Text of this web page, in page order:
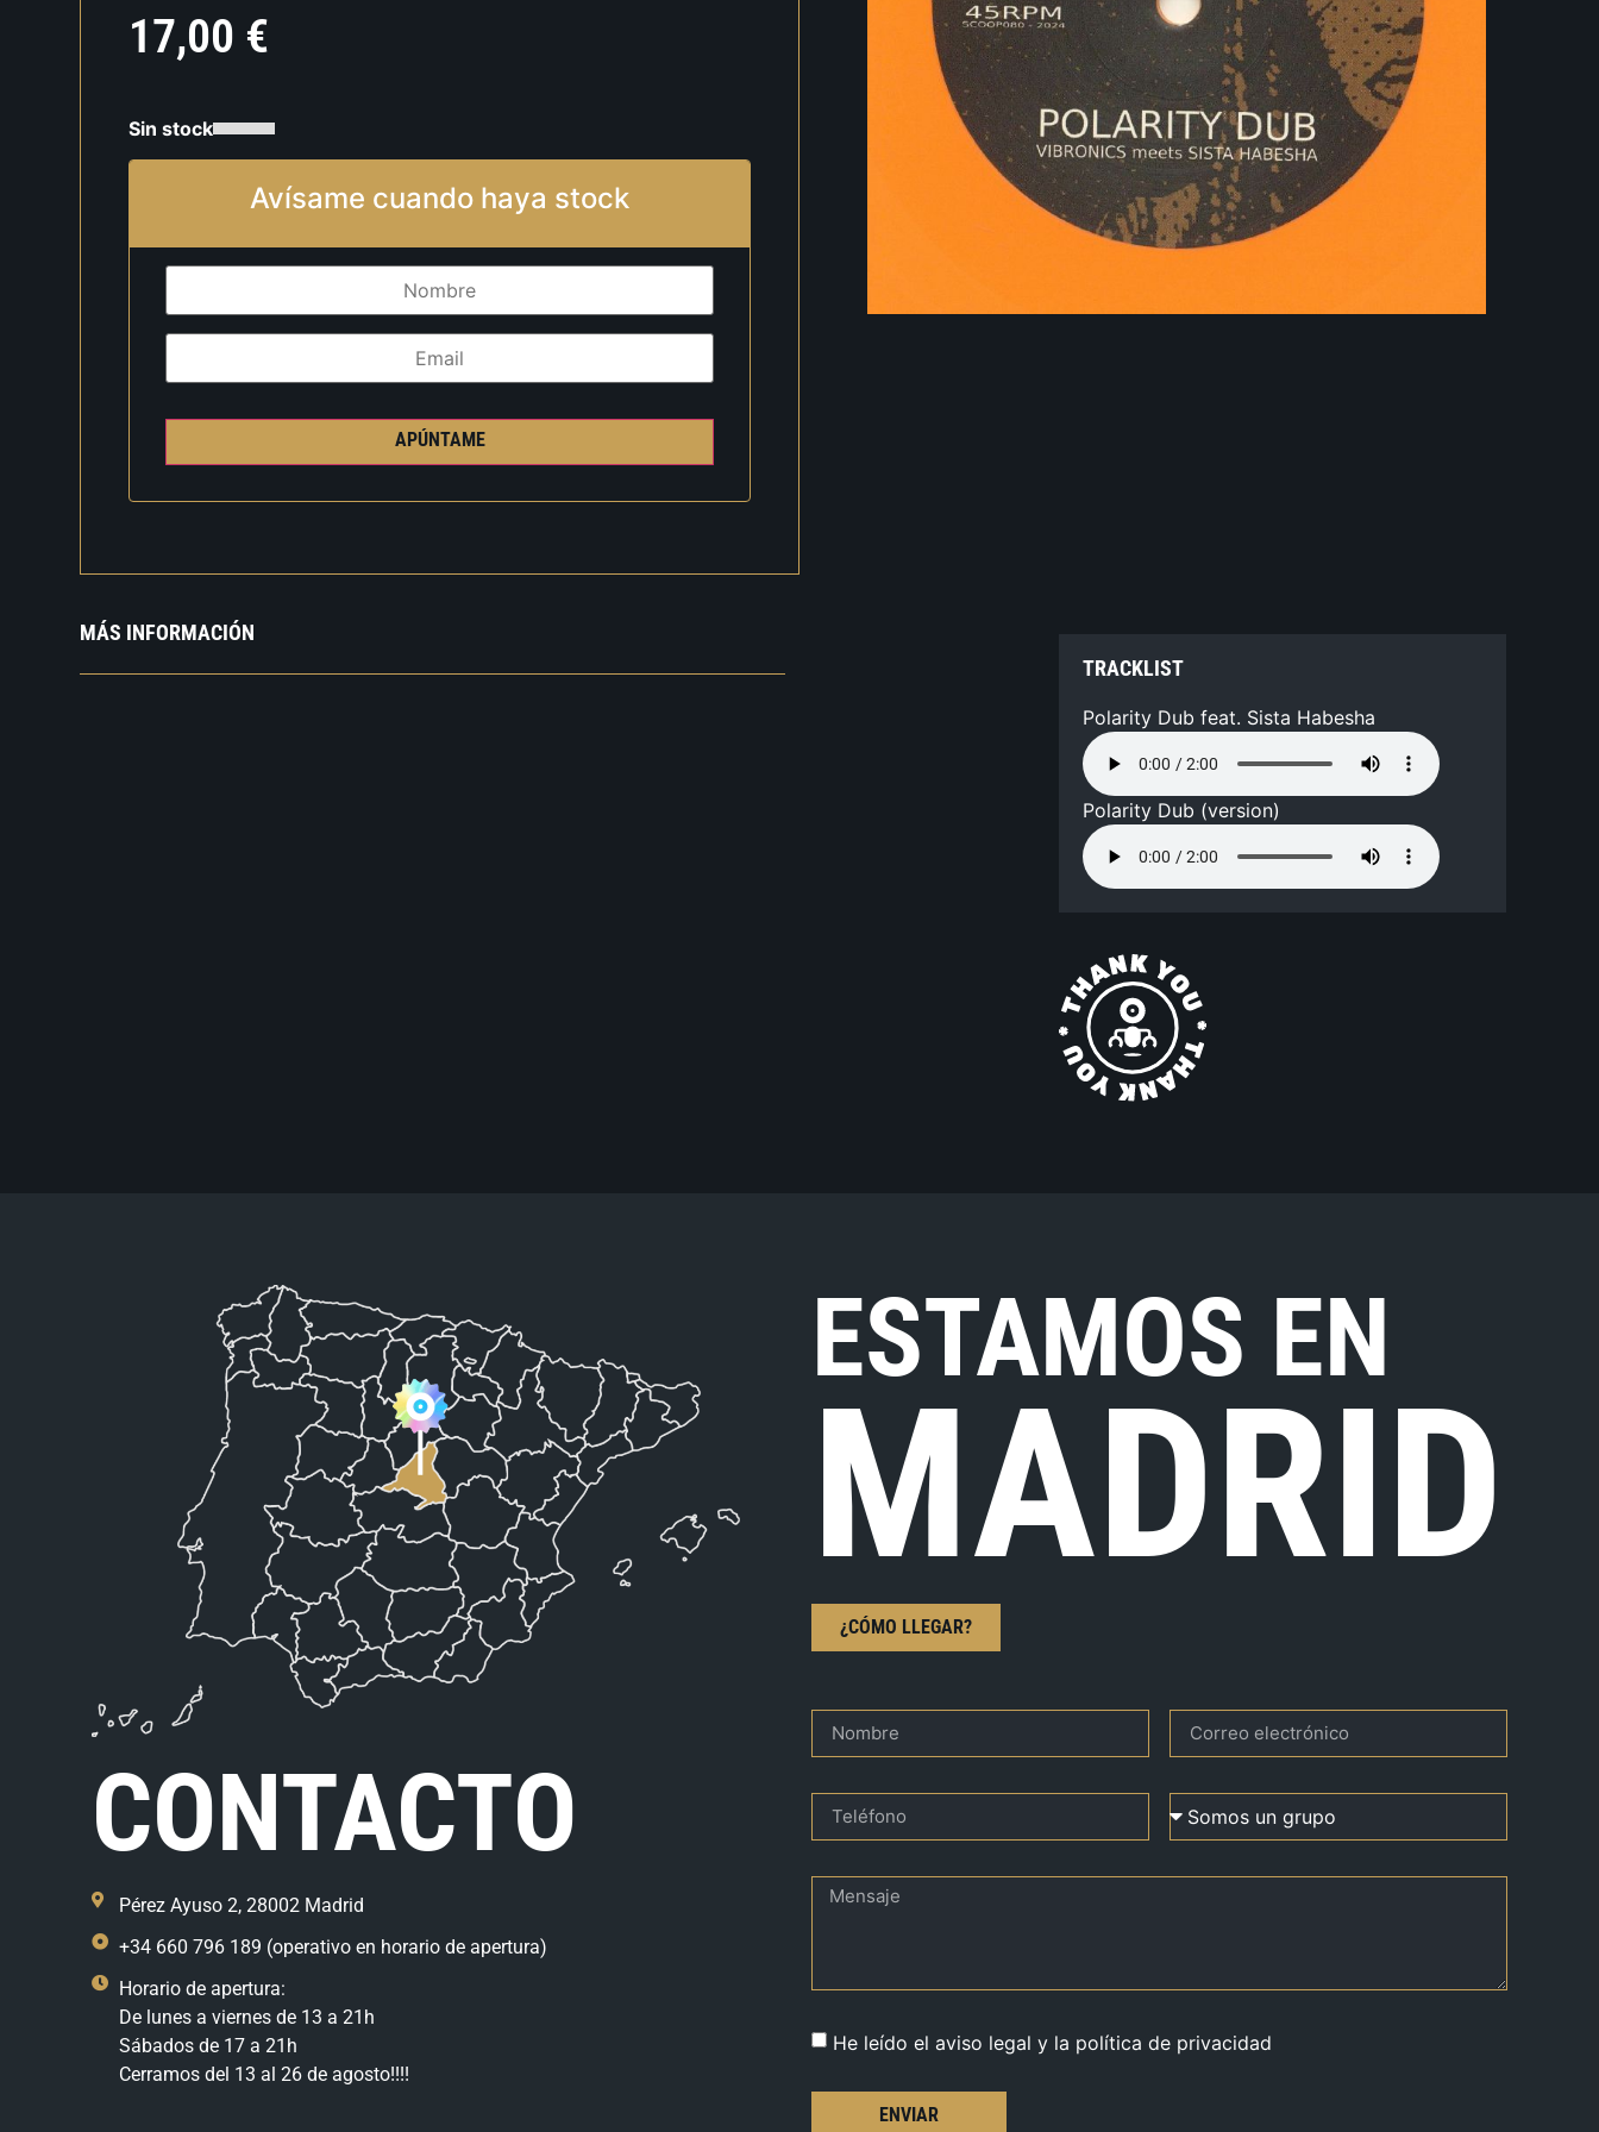
17,00 €
Sin stock
Avísame cuando haya stock
APÚNTAME
MÁS INFORMACIÓN
TRACKLIST
Polarity Dub feat. Sista Habesha
Polarity Dub (version)
CONTACTO
Pérez Ayuso 2, 28002 Madrid
+34 660 796 189 (operativo en horario de apertura)
Horario de apertura:
De lunes a viernes de 13 a 21h
Sábados de 17 a 21h
Cerramos del 13 al 26 de agosto!!!!
ESTAMOS EN
MADRID
¿CÓMO LLEGAR?
He leído el aviso legal y la política de privacidad
ENVIAR